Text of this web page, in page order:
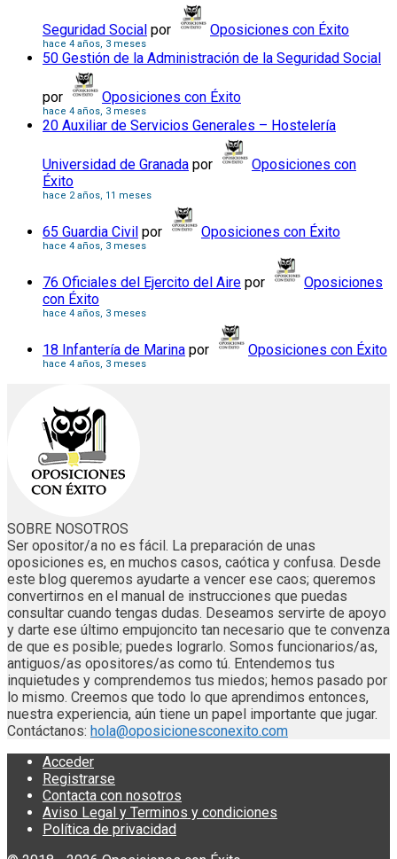
Seguridad Social por Oposiciones con Éxito
hace 4 años, 3 meses
50 Gestión de la Administración de la Seguridad Social
por Oposiciones con Éxito
hace 4 años, 3 meses
20 Auxiliar de Servicios Generales – Hostelería
Universidad de Granada por
Oposiciones con
Éxito
hace 2 años, 11 meses
65 Guardia Civil por Oposiciones con Éxito
hace 4 años, 3 meses
76 Oficiales del Ejercito del Aire por
Oposiciones
con Éxito
hace 4 años, 3 meses
18 Infantería de Marina por Oposiciones con Éxito
hace 4 años, 3 meses
SOBRE NOSOTROS
Ser opositor/a no es fácil. La preparación de unas
oposiciones es, en muchos casos, caótica y confusa. Desde
este blog queremos ayudarte a vencer ese caos; queremos
convertirnos en el manual de instrucciones que puedas
consultar cuando tengas dudas. Deseamos servirte de apoyo
y darte ese último empujoncito tan necesario que te convenza
de que es posible; puedes lograrlo. Somos funcionarios/as,
antiguos/as opositores/as como tú. Entendemos tus
inquietudes y comprendemos tus miedos; hemos pasado por
lo mismo. Creemos que todo lo que aprendimos entonces,
nuestra experiencia, aún tiene un papel importante que jugar.
Contáctanos: hola@oposicionesconexito.com
Acceder
Registrarse
Contacta con nosotros
Aviso Legal y Terminos y condiciones
Política de privacidad